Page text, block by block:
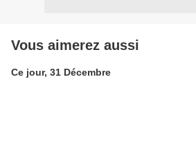
Vous aimerez aussi
Ce jour, 31 Décembre